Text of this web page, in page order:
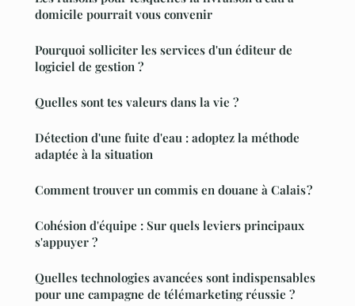
domicile pourrait vous convenir
Pourquoi solliciter les services d'un éditeur de
logiciel de gestion ?
Quelles sont tes valeurs dans la vie ?
Détection d'une fuite d'eau : adoptez la méthode
adaptée à la situation
Comment trouver un commis en douane à Calais ?
Cohésion d'équipe : Sur quels leviers principaux
s'appuyer ?
Quelles technologies avancées sont indispensables
pour une campagne de télémarketing réussie ?